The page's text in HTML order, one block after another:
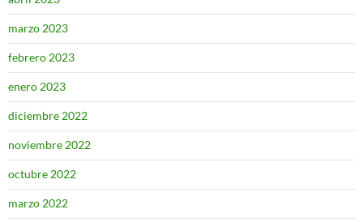
marzo 2023
febrero 2023
enero 2023
diciembre 2022
noviembre 2022
octubre 2022
marzo 2022